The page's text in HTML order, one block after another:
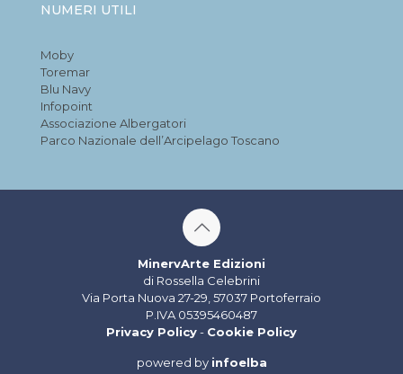
NUMERI UTILI
Moby
Toremar
Blu Navy
Infopoint
Associazione Albergatori
Parco Nazionale dell’Arcipelago Toscano
MinervArte Edizioni
di Rossella Celebrini
Via Porta Nuova 27-29, 57037 Portoferraio
P.IVA 05395460487
Privacy Policy- Cookie Policy
powered by infoelba